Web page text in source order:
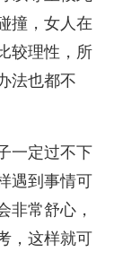
撞，女人在
较理性，所
法也都不
一定过不下
遇到事情可
非常舒心，
，这样就可